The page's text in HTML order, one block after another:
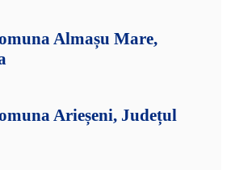
Almașu Mare,
Arieșeni, Județul